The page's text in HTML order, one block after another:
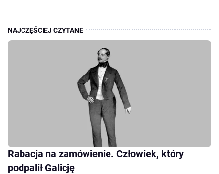
Rabacja na zamówienie. Człowiek, który
podpalił Galicję